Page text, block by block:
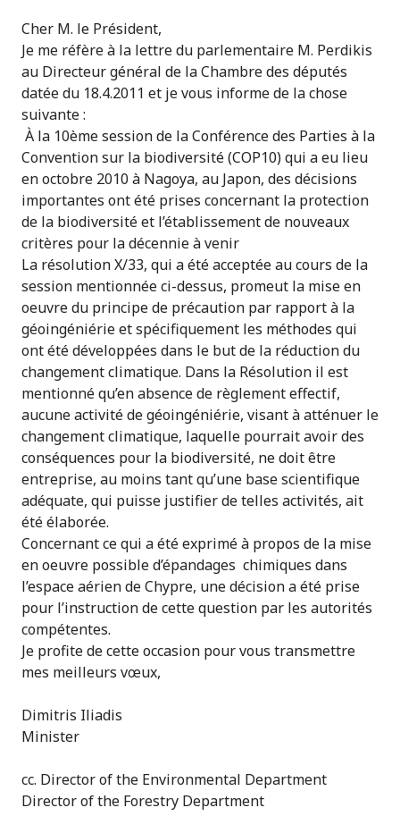
Cher M. le Président,
Je me réfère à la lettre du parlementaire M. Perdikis
au Directeur général de la Chambre des députés
datée du 18.4.2011 et je vous informe de la chose
suivante :
À la 10ème session de la Conférence des Parties à la
Convention sur la biodiversité (COP10) qui a eu lieu
en octobre 2010 à Nagoya, au Japon, des décisions
importantes ont été prises concernant la protection
de la biodiversité et l’établissement de nouveaux
critères pour la décennie à venir
La résolution X/33, qui a été acceptée au cours de la
session mentionnée ci-dessus, promeut la mise en
oeuvre du principe de précaution par rapport à la
géoingéniérie et spécifiquement les méthodes qui
ont été développées dans le but de la réduction du
changement climatique. Dans la Résolution il est
mentionné qu’en absence de règlement effectif,
aucune activité de géoingéniérie, visant à atténuer le
changement climatique, laquelle pourrait avoir des
conséquences pour la biodiversité, ne doit être
entreprise, au moins tant qu’une base scientifique
adéquate, qui puisse justifier de telles activités, ait
été élaborée.
Concernant ce qui a été exprimé à propos de la mise
en oeuvre possible d’épandages chimiques dans
l’espace aérien de Chypre, une décision a été prise
pour l’instruction de cette question par les autorités
compétentes.
Je profite de cette occasion pour vous transmettre
mes meilleurs vœux,
Dimitris Iliadis
Minister
cc. Director of the Environmental Department
Director of the Forestry Department